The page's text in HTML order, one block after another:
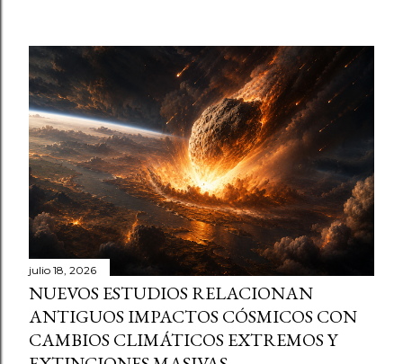
julio 18, 2026
NUEVOS ESTUDIOS RELACIONAN
ANTIGUOS IMPACTOS CÓSMICOS CON
CAMBIOS CLIMÁTICOS EXTREMOS Y